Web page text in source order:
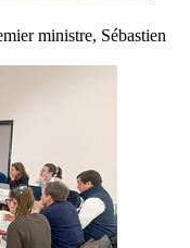
ministre, Sébastien